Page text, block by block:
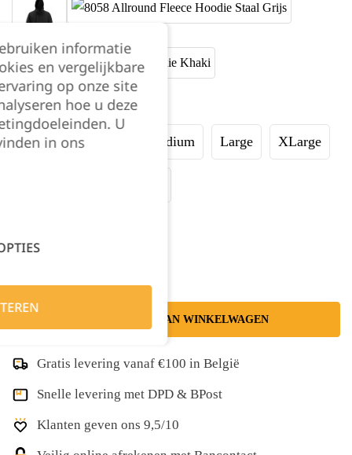
Maat:
XSmall Medium Large XLarge
TOEVOEGEN AAN WINKELWAGEN
Gratis levering vanaf €100 in België
Snelle levering met DPD & BPost
Klanten geven ons 9,5/10
informatie
en vergelijkbare
op onze site
hoe u deze
U
in ons